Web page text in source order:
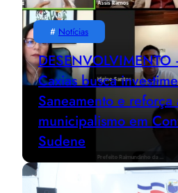
# Notícias
Caxias busca
Saneamento e
municipalismo em
Sudene